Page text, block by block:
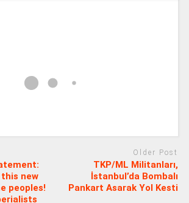
new
peoples!
Older Post
TKP/ML Militanları,
İstanbul’da Bombalı
Pankart Asarak Yol Kesti